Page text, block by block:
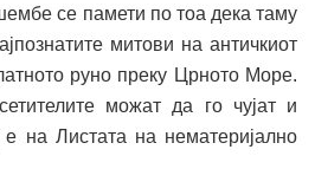
се памети по тоа дека таму
митови на античкиот
руно преку Црното Море.
можат да го чујат и
е на Листата на нематеријално